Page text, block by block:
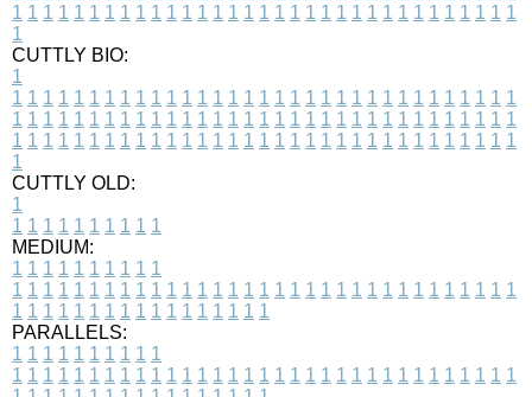
1 1 1 1 1 1 1 1 1 1 1 1 1 1 1 1 1 1 1 1 1 1 1 1 1 1 1 1 1 1 1 1 1
1
CUTTLY BIO:
1
1 1 1 1 1 1 1 1 1 1 1 1 1 1 1 1 1 1 1 1 1 1 1 1 1 1 1 1 1 1 1 1 1
1 1 1 1 1 1 1 1 1 1 1 1 1 1 1 1 1 1 1 1 1 1 1 1 1 1 1 1 1 1 1 1 1
1 1 1 1 1 1 1 1 1 1 1 1 1 1 1 1 1 1 1 1 1 1 1 1 1 1 1 1 1 1 1 1 1
1
CUTTLY OLD:
1
1 1 1 1 1 1 1 1 1 1
MEDIUM:
1 1 1 1 1 1 1 1 1 1
1 1 1 1 1 1 1 1 1 1 1 1 1 1 1 1 1 1 1 1 1 1 1 1 1 1 1 1 1 1 1 1 1
1 1 1 1 1 1 1 1 1 1 1 1 1 1 1 1 1
PARALLELS:
1 1 1 1 1 1 1 1 1 1
1 1 1 1 1 1 1 1 1 1 1 1 1 1 1 1 1 1 1 1 1 1 1 1 1 1 1 1 1 1 1 1 1